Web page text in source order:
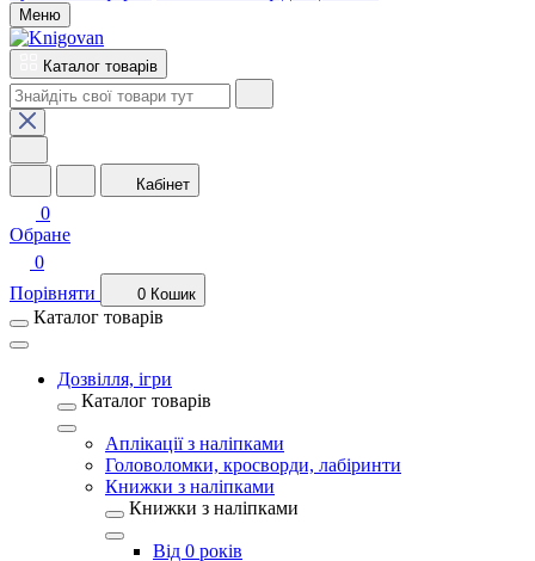
Меню
Каталог товарів
Кабінет
0
Обране
0
Порівняти
0 Кошик
Каталог товарів
Дозвілля, ігри
Каталог товарів
Аплікації з наліпками
Головоломки, кросворди, лабіринти
Книжки з наліпками
Книжки з наліпками
Від 0 років